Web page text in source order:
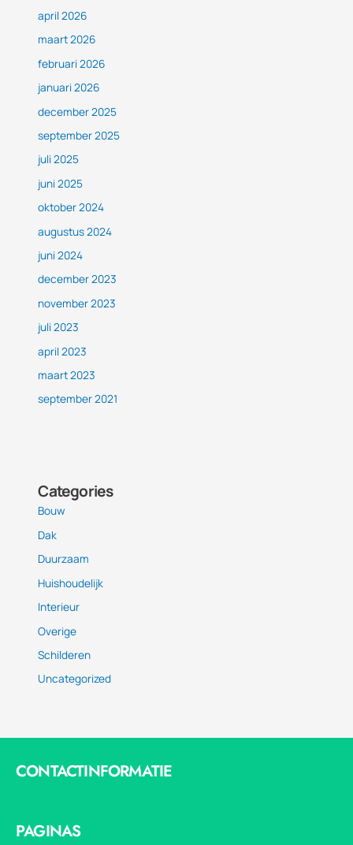
april 2026
maart 2026
februari 2026
januari 2026
december 2025
september 2025
juli 2025
juni 2025
oktober 2024
augustus 2024
juni 2024
december 2023
november 2023
juli 2023
april 2023
maart 2023
september 2021
Categories
Bouw
Dak
Duurzaam
Huishoudelijk
Interieur
Overige
Schilderen
Uncategorized
CONTACTINFORMATIE
PAGINAS